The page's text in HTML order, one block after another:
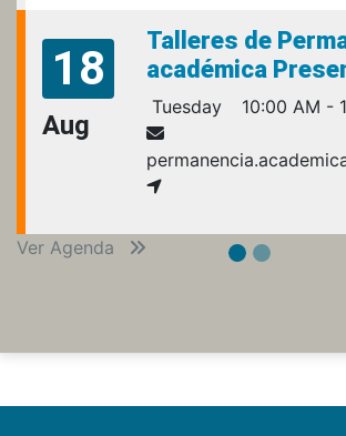
18
Aug
Talleres de
académica
Tuesday 10:00 AM -
Ver Agenda